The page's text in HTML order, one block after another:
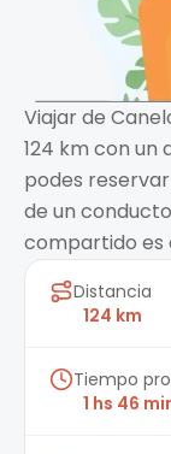
Viajar de
124 km con un
podes
de un
compartido es
Distancia
124 km
Tiempo
1 hs 46